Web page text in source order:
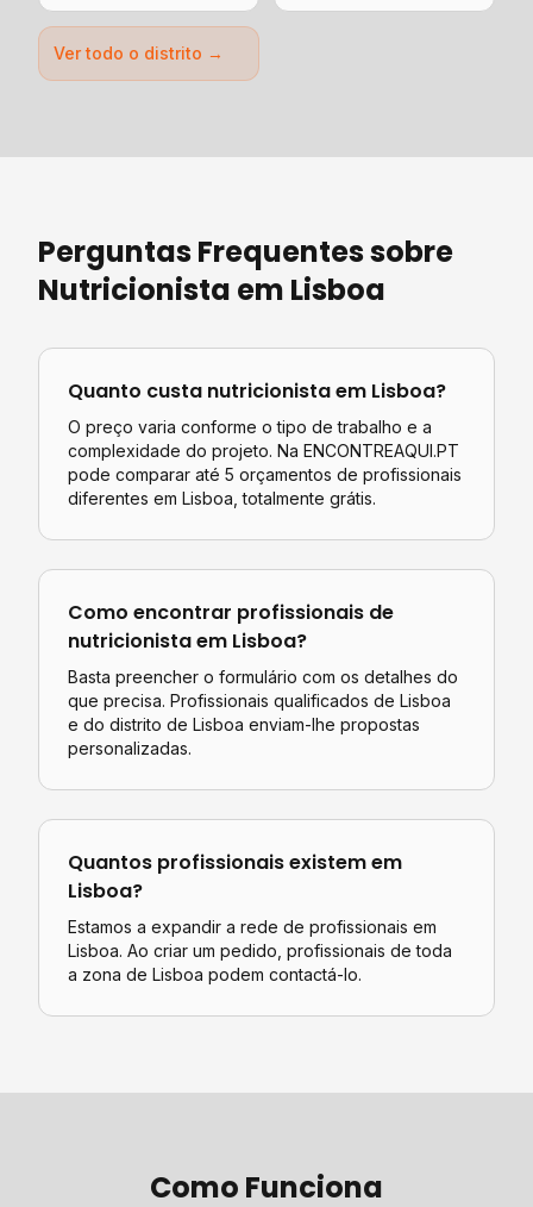
Ver todo o distrito →
Perguntas Frequentes sobre
Nutricionista em Lisboa
Quanto custa nutricionistaem Lisboa?
O preço varia conforme o tipo de trabalho e a
complexidade do projeto. Na ENCONTREAQUI.PT
pode comparar até 5 orçamentos de profissionais
diferentes em Lisboa , totalmente grátis.
Como encontrar profissionais de
nutricionistaem Lisboa?
Basta preencher o formulário com os detalhes do
que precisa. Profissionais qualificados de Lisboa
e do distrito de Lisboa enviam-lhe propostas
personalizadas.
Quantos profissionais existem em
Lisboa?
Estamos a expandir a rede de profissionais em
Lisboa. Ao criar um pedido, profissionais de toda
a zona de Lisboa podem contactá-lo.
Como Funciona